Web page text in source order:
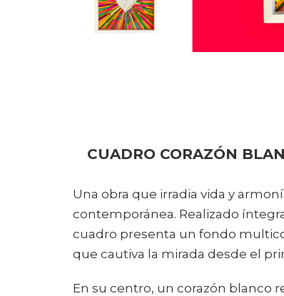
CUADRO CORAZÓN
Una obra que irradia vida y
contemporánea. Realizado
cuadro presenta un fondo
que cautiva la mirada desde el
En su centro, un corazón blanco